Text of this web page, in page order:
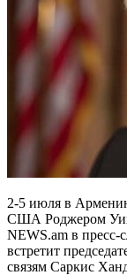
2-5 июля в
США Роджером
NEWS.am в
встретит
связям Саркис